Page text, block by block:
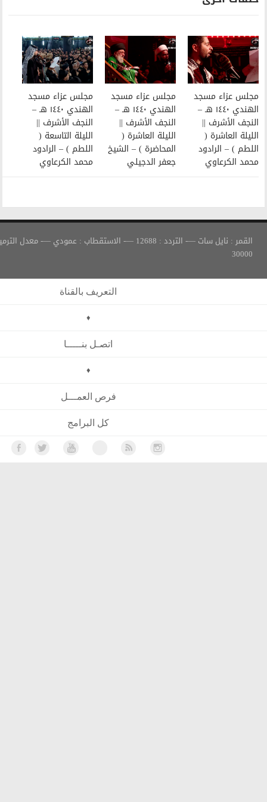
مجلس عزاء مسجد
الهندي ١٤٤٠ هـ –
النجف الأشرف ||
الليلة العاشرة (
المحاضرة ) – الشيخ
جعفر الدجيلي
مجلس عزاء مسجد
الهندي ١٤٤٠ هـ –
النجف الأشرف ||
الليلة التاسعة (
اللطم ) – الرادود
محمد الكرعاوي
القمر : نايل سات —- التردد : 12688 —- الاستقطاب : عمودي —- معدل الترميز :